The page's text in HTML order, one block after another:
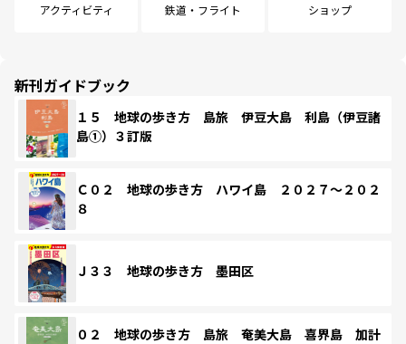
アクティビティ 鉄道・フライト ショップ
新刊ガイドブック
１５ 地球の歩き方 島旅 伊豆大島 利島（伊豆諸
島①）３訂版
Ｃ０２ 地球の歩き方 ハワイ島 ２０２７～２０２
８
Ｊ３３ 地球の歩き方 墨田区
０２ 地球の歩き方 島旅 奄美大島 喜界島 加計